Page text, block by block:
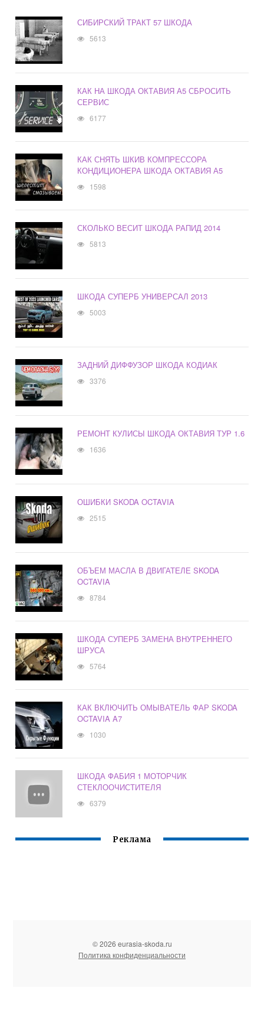
СИБИРСКИЙ ТРАКТ 57 ШКОДА
5613
КАК НА ШКОДА ОКТАВИЯ А5 СБРОСИТЬ
СЕРВИС
6177
КАК СНЯТЬ ШКИВ КОМПРЕССОРА
КОНДИЦИОНЕРА ШКОДА ОКТАВИЯ А5
1598
СКОЛЬКО ВЕСИТ ШКОДА РАПИД 2014
5813
ШКОДА СУПЕРБ УНИВЕРСАЛ 2013
5003
ЗАДНИЙ ДИФФУЗОР ШКОДА КОДИАК
3376
РЕМОНТ КУЛИСЫ ШКОДА ОКТАВИЯ ТУР 1.6
1636
ОШИБКИ SKODA OCTAVIA
2515
ОБЪЕМ МАСЛА В ДВИГАТЕЛЕ SKODA
OCTAVIA
8784
ШКОДА СУПЕРБ ЗАМЕНА ВНУТРЕННЕГО
ШРУСА
5764
КАК ВКЛЮЧИТЬ ОМЫВАТЕЛЬ ФАР SKODA
OCTAVIA A7
1030
ШКОДА ФАБИЯ 1 МОТОРЧИК
СТЕКЛООЧИСТИТЕЛЯ
6379
Реклама
© 2026 eurasia-skoda.ru
Политика конфиденциальности